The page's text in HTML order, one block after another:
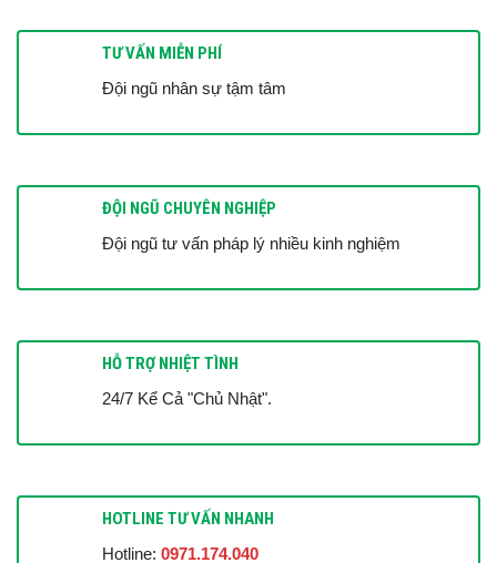
TƯ VẤN MIỄN PHÍ
Đội ngũ nhân sự tậm tâm
ĐỘI NGŨ CHUYÊN NGHIỆP
Đội ngũ tư vấn pháp lý nhiều kinh nghiệm
HỖ TRỢ NHIỆT TÌNH
24/7 Kể Cả "Chủ Nhật".
HOTLINE TƯ VẤN NHANH
Hotline: 0971.174.040